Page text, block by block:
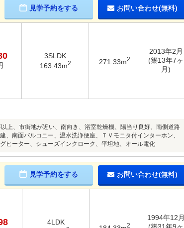
見学予約をする お問い合わせ(無料)
3SLDK
163.43m2 271.33m2
2013年2月
(築13年7ヶ
月)
上、市街地が近い、南向き、浴室乾燥機、陽当り良好、南側道路
南面バルコニー、温水洗浄便座、ＴＶモニタ付インターホン、
ヒーター、シューズインクローク、平坦地、オール電化
見学予約をする お問い合わせ(無料)
4LDK
2
1994年12月